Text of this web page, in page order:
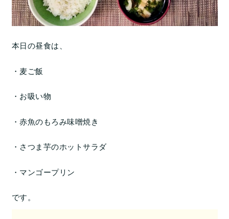
本日の昼食は、
・麦ご飯
・お吸い物
・赤魚のもろみ味噌焼き
・さつま芋のホットサラダ
・マンゴープリン
です。